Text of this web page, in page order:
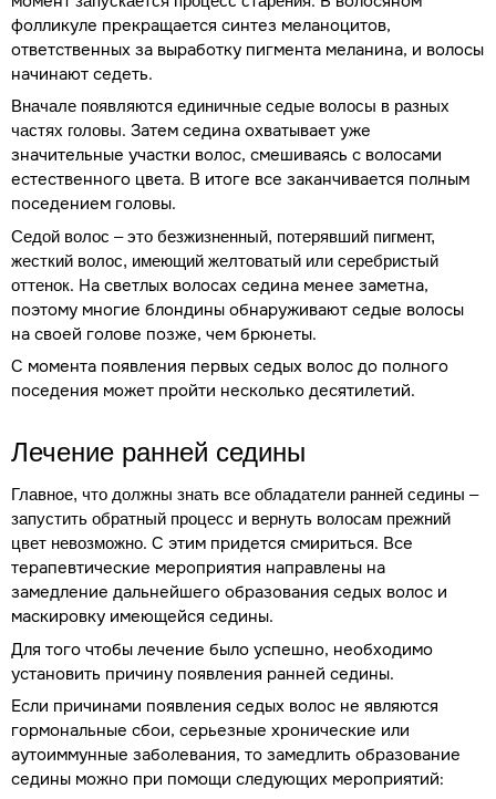
фолликуле прекращается синтез меланоцитов,
ответственных за выработку пигмента меланина, и волосы
начинают седеть.
Вначале появляются единичные седые волосы в разных
частях головы. Затем седина охватывает уже
значительные участки волос, смешиваясь с волосами
естественного цвета. В итоге все заканчивается полным
поседением головы.
Седой волос – это безжизненный, потерявший пигмент,
жесткий волос, имеющий желтоватый или серебристый
оттенок. На светлых волосах седина менее заметна,
поэтому многие блондины обнаруживают седые волосы
на своей голове позже, чем брюнеты.
С момента появления первых седых волос до полного
поседения может пройти несколько десятилетий.
Лечение ранней седины
Главное, что должны знать все обладатели ранней седины –
запустить обратный процесс и вернуть волосам прежний
цвет невозможно. С этим придется смириться. Все
терапевтические мероприятия направлены на
замедление дальнейшего образования седых волос и
маскировку имеющейся седины.
Для того чтобы лечение было успешно, необходимо
установить причину появления ранней седины.
Если причинами появления седых волос не являются
гормональные сбои, серьезные хронические или
аутоиммунные заболевания, то замедлить образование
седины можно при помощи следующих мероприятий: